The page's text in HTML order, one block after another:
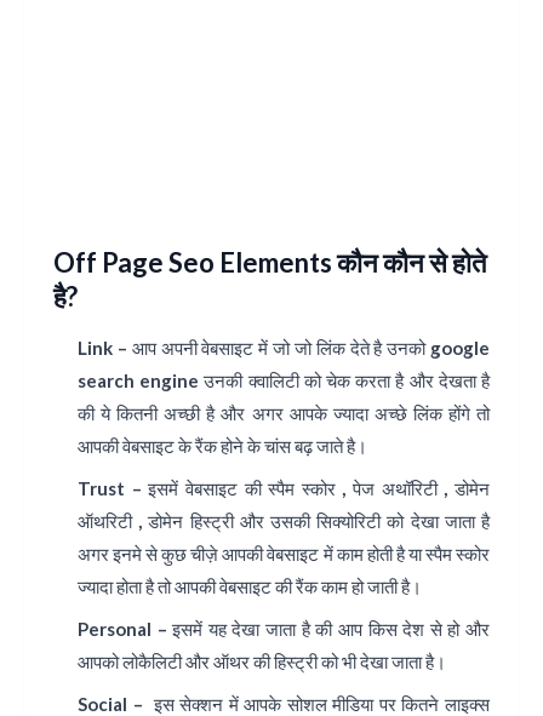
Off Page Seo Elements कौन कौन से होते
है?
Link – आप अपनी वेबसाइट में जो जो लिंक देते है उनकोgoogle
search engine उनकी क्वालिटी को चेक करता है और देखता है
की ये कितनी अच्छी है और अगर आपके ज्यादा अच्छे लिंक होंगे तो
आपकी वेबसाइट के रैंक होने के चांस बढ़ जाते है।
Trust –इसमें वेबसाइट की स्पैम स्कोर , पेज अथॉरिटी , डोमेन
ऑथरिटी , डोमेन हिस्ट्री और उसकी सिक्योरिटी को देखा जाता है
अगर इनमे से कुछ चीज़े आपकी वेबसाइट में काम होती है या स्पैम स्कोर
ज्यादा होता है तो आपकी वेबसाइट की रैंक काम हो जाती है।
Personal –इसमें यह देखा जाता है की आप किस देश से हो और
आपको लोकैलिटी और ऑथर की हिस्ट्री को भी देखा जाता है।
Social – इस सेक्शन में आपके सोशल मीडिया पर कितने लाइक्स